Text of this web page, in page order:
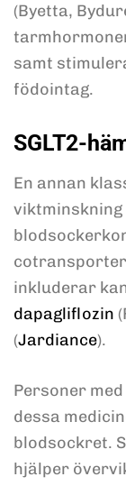
(Byetta,
samt
födointag.
SGLT2-
En annan
cotransporter
inkluderar
dapagliflozin
(Jardiance).
Personer
dessa
blodsockret.
hjälper